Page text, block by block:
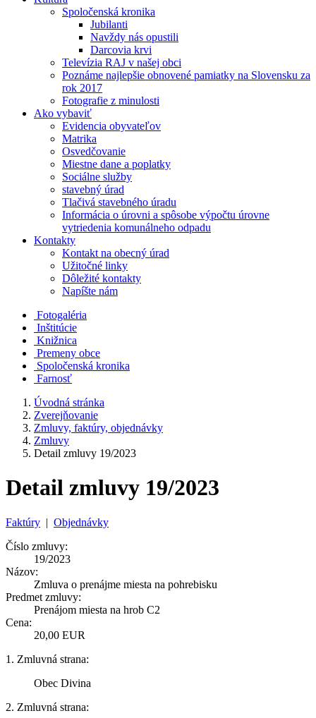
Spoločenská kronika
Jubilanti
Navždy nás opustili
Darcovia krvi
Televízia RAJ v našej obci
Poznáme najlepšie obnovené pamiatky na Slovensku za
rok 2017
Fotografie z minulosti
Ako vybaviť
Evidencia obyvateľov
Matrika
Osvedčovanie
Miestne dane a poplatky
Sociálne služby
stavebný úrad
Tlačivá stavebného úradu
Informácia o úrovni a spôsobe výpočtu úrovne
vytriedenia komunálneho odpadu
Kontakty
Kontakt na obecný úrad
Užitočné linky
Dôležité kontakty
Napíšte nám
Fotogaléria
Inštitúcie
Knižnica
Premeny obce
Spoločenská kronika
Farnosť
Úvodná stránka
Zverejňovanie
Zmluvy, faktúry, objednávky
Zmluvy
Detail zmluvy 19/2023
Detail zmluvy 19/2023
Faktúry | Objednávky
Číslo zmluvy:
19/2023
Názov:
Zmluva o prenájme miesta na pohrebisku
Predmet zmluvy:
Prenájom miesta na hrob C2
Cena:
20,00 EUR
1. Zmluvná strana:
Obec Divina
2. Zmluvná strana: